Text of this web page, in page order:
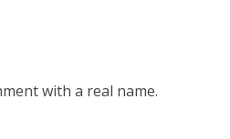
with a real name.